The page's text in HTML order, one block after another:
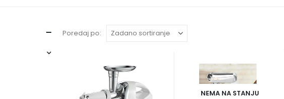
Poredaj po:
NEMA NA STANJU